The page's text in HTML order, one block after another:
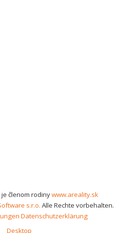
členom rodinywww.areality.sk
s.r.o. Alle Rechte vorbehalten.
Datenschutzerklärung
Desktop